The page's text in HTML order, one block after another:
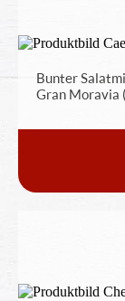
Bunter
Gran Moravia